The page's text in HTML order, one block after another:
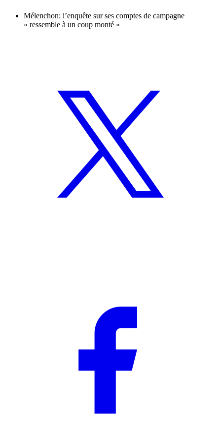
Mélenchon: l’enquête sur ses comptes de campagne
« ressemble à un coup monté »